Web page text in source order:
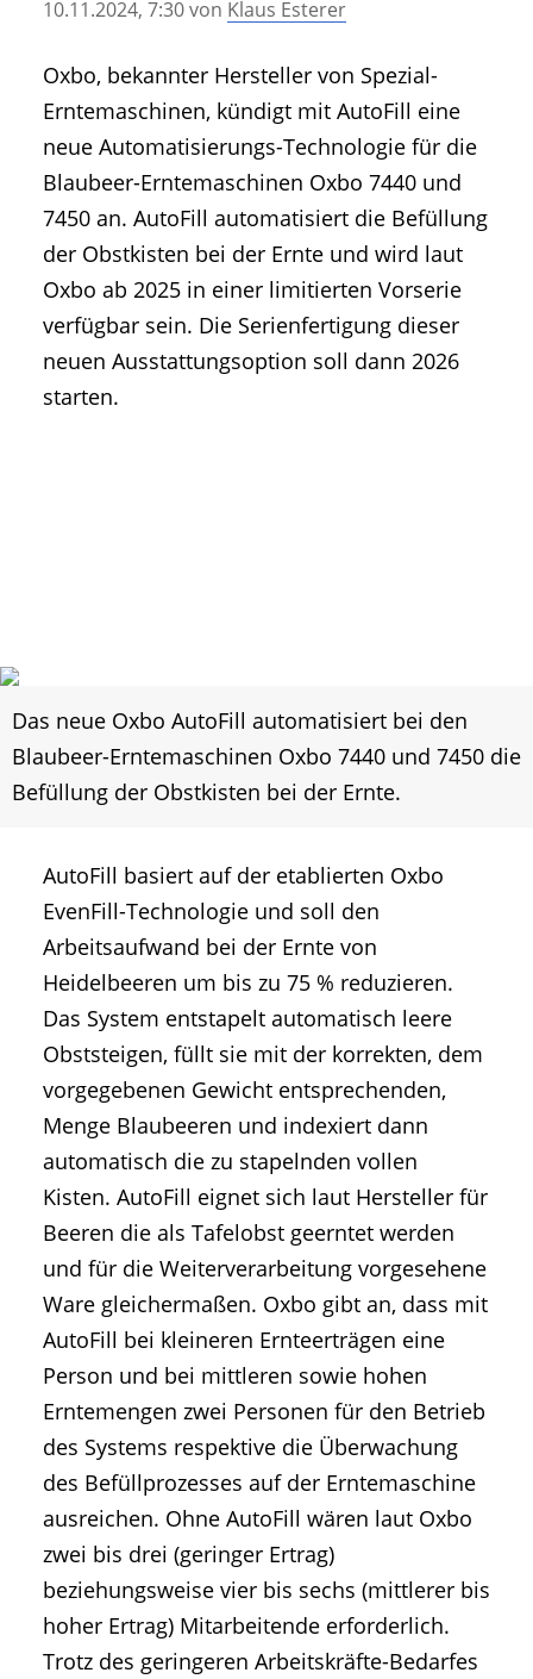
• Geschichte und Geschichten
• Mitteilung der Redaktion
• Agritechnica Neuheiten Archiv
• Artikel nach Hersteller/Marke
10.11.2024, 7:30von Klaus Esterer
Oxbo, bekannter Hersteller von Spezial-
Erntemaschinen, kündigt mit AutoFill eine
neue Automatisierungs-Technologie für die
Blaubeer-Erntemaschinen Oxbo 7440 und
7450 an. AutoFill automatisiert die Befüllung
der Obstkisten bei der Ernte und wird laut
Oxbo ab 2025 in einer limitierten Vorserie
verfügbar sein. Die Serienfertigung dieser
neuen Ausstattungsoption soll dann 2026
starten.
Das neue Oxbo AutoFill automatisiert bei den
Blaubeer-Erntemaschinen Oxbo 7440 und 7450 die
Befüllung der Obstkisten bei der Ernte.
AutoFill basiert auf der etablierten Oxbo
EvenFill-Technologie und soll den
Arbeitsaufwand bei der Ernte von
Heidelbeeren um bis zu 75 % reduzieren.
Das System entstapelt automatisch leere
Obststeigen, füllt sie mit der korrekten, dem
vorgegebenen Gewicht entsprechenden,
Menge Blaubeeren und indexiert dann
automatisch die zu stapelnden vollen
Kisten. AutoFill eignet sich laut Hersteller für
Beeren die als Tafelobst geerntet werden
und für die Weiterverarbeitung vorgesehene
Ware gleichermaßen. Oxbo gibt an, dass mit
AutoFill bei kleineren Ernteerträgen eine
Person und bei mittleren sowie hohen
Erntemengen zwei Personen für den Betrieb
des Systems respektive die Überwachung
des Befüllprozesses auf der Erntemaschine
ausreichen. Ohne AutoFill wären laut Oxbo
zwei bis drei (geringer Ertrag)
beziehungsweise vier bis sechs (mittlerer bis
hoher Ertrag) Mitarbeitende erforderlich.
Trotz des geringeren Arbeitskräfte-Bedarfes